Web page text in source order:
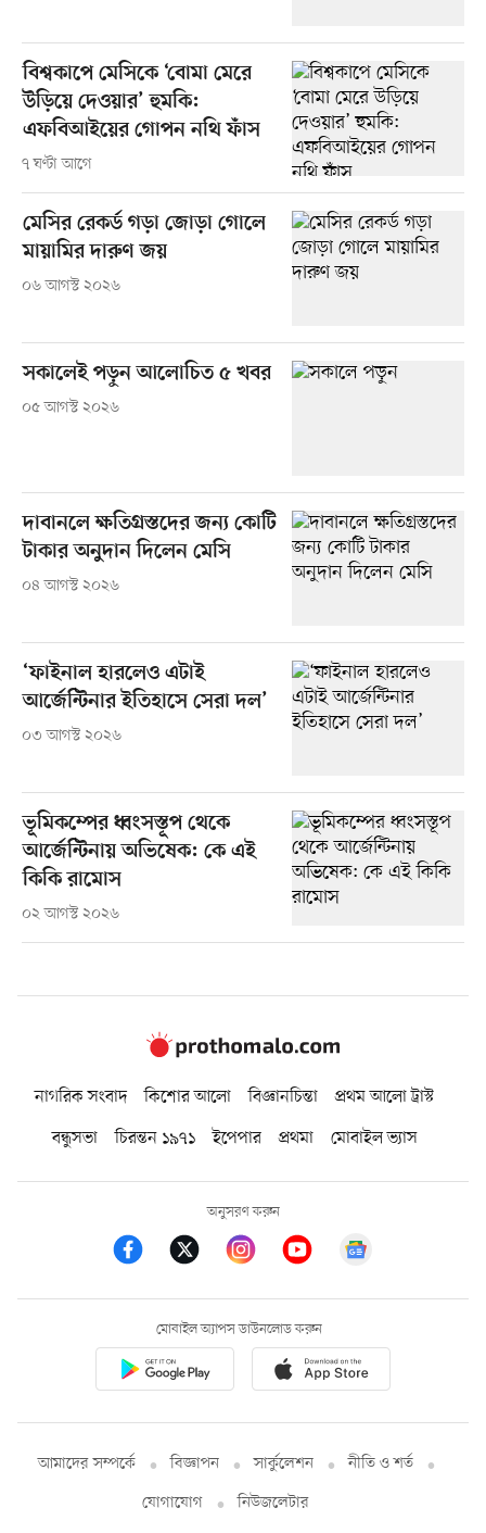
বিশ্বকাপে মেসিকে ‘বোমা মেরে
উড়িয়ে দেওয়ার’ হুমকি:
এফবিআইয়ের গোপন নথি ফাঁস
৭ ঘণ্টা আগে
মেসির রেকর্ড গড়া জোড়া গোলে
মায়ামির দারুণ জয়
০৬ আগস্ট ২০২৬
সকালেই পড়ুন আলোচিত ৫ খবর
০৫ আগস্ট ২০২৬
দাবানলে ক্ষতিগ্রস্তদের জন্য কোটি
টাকার অনুদান দিলেন মেসি
০৪ আগস্ট ২০২৬
‘ফাইনাল হারলেও এটাই
আর্জেন্টিনার ইতিহাসে সেরা দল’
০৩ আগস্ট ২০২৬
ভূমিকম্পের ধ্বংসস্তূপ থেকে
আর্জেন্টিনায় অভিষেক: কে এই
কিকি রামোস
০২ আগস্ট ২০২৬
নাগরিক সংবাদ কিশোর আলো বিজ্ঞানচিন্তা
প্রথম আলো ট্রাস্ট
বন্ধুসভা
চিরন্তন ১৯৭১ ইপেপার প্রথমা মোবাইল ভ্যাস
অনুসরণ করুন
মোবাইল অ্যাপস ডাউনলোড করুন
আমাদের সম্পর্কে বিজ্ঞাপন সার্কুলেশন
নীতি ও শর্ত
যোগাযোগ
নিউজলেটার